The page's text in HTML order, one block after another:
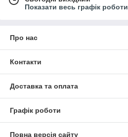
Показати весь графік роботи
Про нас
Контакти
Доставка та оплата
Графік роботи
Повна версія сайту